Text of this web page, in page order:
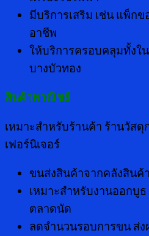
มีบริการเสริม เช่น แพ็ก
อาชีพ
ให้บริการครอบคลุมทั้งใ
บางบัวทอง
สินค้าพาณิชย์
เหมาะสำหรับร้านค้า ร้านวัสดุ
เฟอร์นิเจอร์
ขนส่งสินค้าจากคลังสินค้
เหมาะสำหรับงานออกบู
ตลาดนัด
ลดจำนวนรอบการขน ส่